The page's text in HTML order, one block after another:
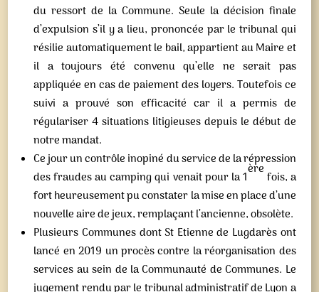
du ressort de la Commune. Seule la décision finale
d’expulsion s’il y a lieu, prononcée par le tribunal qui
résilie automatiquement le bail, appartient au Maire et
il a toujours été convenu qu’elle ne serait pas
appliquée en cas de paiement des loyers. Toutefois ce
suivi a prouvé son efficacité car il a permis de
régulariser 4 situations litigieuses depuis le début de
notre mandat.
Ce jour un contrôle inopiné du service de la répression
des fraudes au camping qui venait pour la 1ère fois, a
fort heureusement pu constater la mise en place d’une
nouvelle aire de jeux, remplaçant l’ancienne, obsolète.
Plusieurs Communes dont St Etienne de Lugdarès ont
lancé en 2019 un procès contre la réorganisation des
services au sein de la Communauté de Communes. Le
jugement rendu par le tribunal administratif de Lyon a